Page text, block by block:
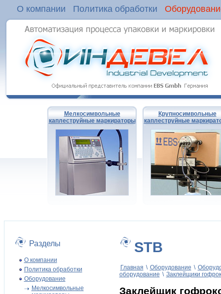
О компании Политика обработки
Мелкосимвольные
каплеструйные маркираторы
Крупносимвольные
каплеструйные
Разделы
О компании
Политика обработки
Оборудование
Мелкосимвольные
STB
Главная \ Оборудование \
оборудование \ Заклейщики
Заклейщик